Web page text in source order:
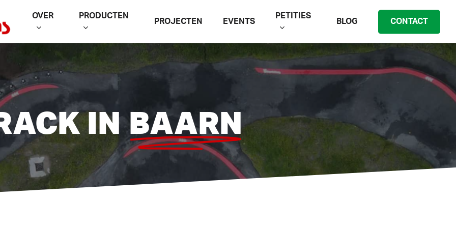
OVER PRODUCTEN
PROJECTEN EVENTS
PETITIES
BLOG CONTACT
INBAARN